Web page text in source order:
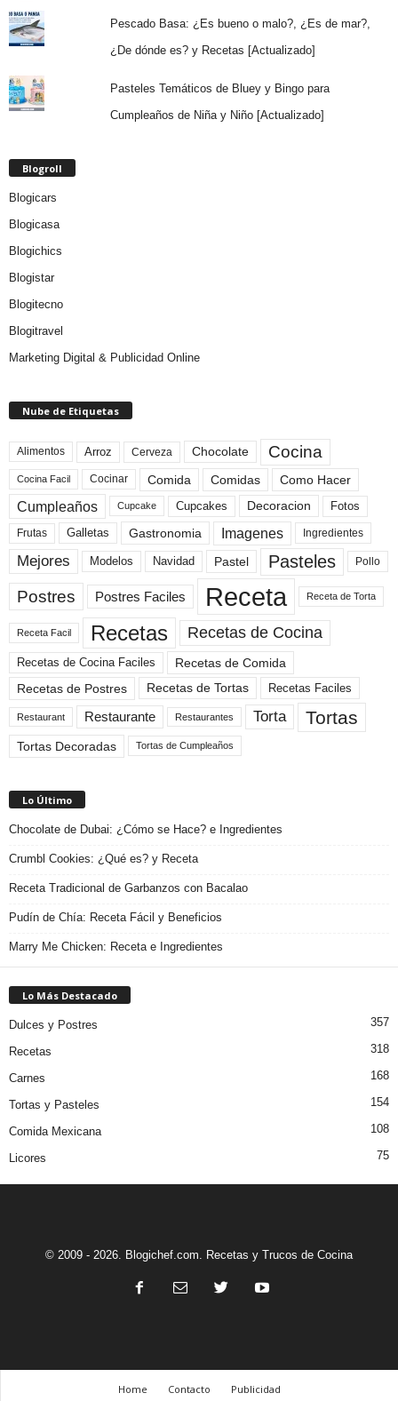
Pescado Basa: ¿Es bueno o malo?, ¿Es de mar?,
¿De dónde es? y Recetas [Actualizado]
Pasteles Temáticos de Bluey y Bingo para
Cumpleaños de Niña y Niño [Actualizado]
Blogroll
Blogicars
Blogicasa
Blogichics
Blogistar
Blogitecno
Blogitravel
Marketing Digital & Publicidad Online
Nube de Etiquetas
Alimentos Arroz Cerveza Chocolate Cocina
Cocina Facil Cocinar Comida Comidas Como Hacer
Cumpleaños Cupcake Cupcakes Decoracion Fotos
Frutas Galletas Gastronomia Imagenes Ingredientes
Mejores Modelos Navidad Pastel Pasteles Pollo
Postres Postres Faciles Receta Receta de Torta
Receta Facil Recetas Recetas de Cocina
Recetas de Cocina Faciles
Recetas de Comida
Recetas de Postres
Recetas de Tortas Recetas Faciles
Restaurant Restaurante Restaurantes Torta Tortas
Tortas Decoradas Tortas de Cumpleaños
Lo Último
Chocolate de Dubai: ¿Cómo se Hace? e Ingredientes
Crumbl Cookies: ¿Qué es? y Receta
Receta Tradicional de Garbanzos con Bacalao
Pudín de Chía: Receta Fácil y Beneficios
Marry Me Chicken: Receta e Ingredientes
Lo Más Destacado
Dulces y Postres 357
Recetas 318
Carnes 168
Tortas y Pasteles 154
Comida Mexicana 108
Licores 75
© 2009 - 2026. Blogichef.com. Recetas y Trucos de Cocina
Home Contacto Publicidad